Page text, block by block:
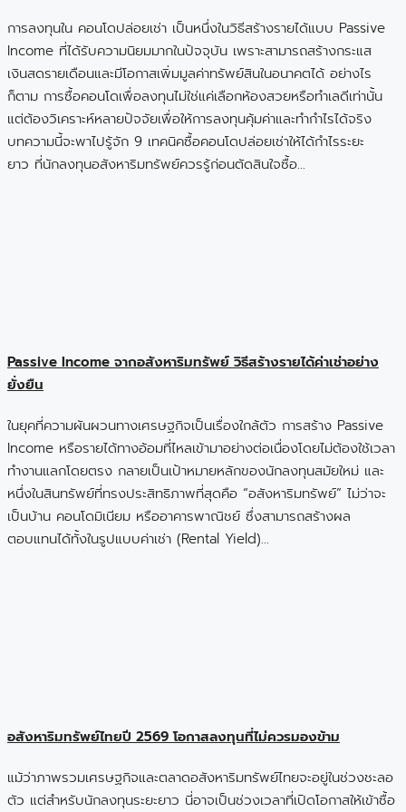
การลงทุนใน คอนโดปล่อยเช่า เป็นหนึ่งในวิธีสร้างรายได้แบบ Passive
Income ที่ได้รับความนิยมมากในปัจจุบัน เพราะสามารถสร้างกระแส
เงินสดรายเดือนและมีโอกาสเพิ่มมูลค่าทรัพย์สินในอนาคตได้ อย่างไร
ก็ตาม การซื้อคอนโดเพื่อลงทุนไม่ใช่แค่เลือกห้องสวยหรือทำเลดีเท่านั้น
แต่ต้องวิเคราะห์หลายปัจจัยเพื่อให้การลงทุนคุ้มค่าและทำกำไรได้จริง
บทความนี้จะพาไปรู้จัก 9 เทคนิคซื้อคอนโดปล่อยเช่าให้ได้กำไรระยะ
ยาว ที่นักลงทุนอสังหาริมทรัพย์ควรรู้ก่อนตัดสินใจซื้อ…
Passive Income จากอสังหาริมทรัพย์ วิธีสร้างรายได้ค่าเช่าอย่าง
ยั่งยืน
ในยุคที่ความผันผวนทางเศรษฐกิจเป็นเรื่องใกล้ตัว การสร้าง Passive
Income หรือรายได้ทางอ้อมที่ไหลเข้ามาอย่างต่อเนื่องโดยไม่ต้องใช้เวลา
ทำงานแลกโดยตรง กลายเป็นเป้าหมายหลักของนักลงทุนสมัยใหม่ และ
หนึ่งในสินทรัพย์ที่ทรงประสิทธิภาพที่สุดคือ “อสังหาริมทรัพย์” ไม่ว่าจะ
เป็นบ้าน คอนโดมิเนียม หรืออาคารพาณิชย์ ซึ่งสามารถสร้างผล
ตอบแทนได้ทั้งในรูปแบบค่าเช่า (Rental Yield)…
อสังหาริมทรัพย์ไทยปี 2569 โอกาสลงทุนที่ไม่ควรมองข้าม
แม้ว่าภาพรวมเศรษฐกิจและตลาดอสังหาริมทรัพย์ไทยจะอยู่ในช่วงชะลอ
ตัว แต่สำหรับนักลงทุนระยะยาว นี่อาจเป็นช่วงเวลาที่เปิดโอกาสให้เข้าซื้อ